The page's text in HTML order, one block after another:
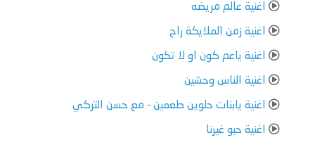
اغنية عالم مريضه
اغنية زمن الملايكة راح
اغنية ياعم كون او لا تكون
اغنية الناس وحشين
اغنية يابنات حلوين طعمين - مع حسن التركي
اغنية حبو غيرنا